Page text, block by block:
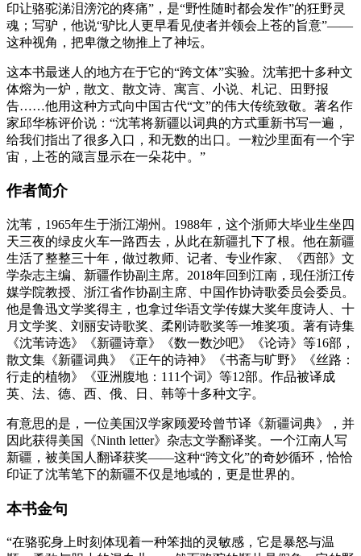
印让骆驼涕泪滂沱的疼痛”，是“野性随时都会发作”的狂野灵
魂；写驴，他说“驴比人更早看见使者并领会上苍的旨意”——
这种视角，把卑微之物推上了神坛。
这本书最迷人的地方在于它的“跨文体”实验。沈苇把十多种文
体熔为一炉，散文、散文诗、寓言、小说、札记、田野报
告……他用这种方式向中国古代“文”的伟大传统致敬。著名作
家邱华栋评价说：“沈苇将新疆以词典的方式重新书写一遍，
给我们指出了很多入口，和无数的出口。一粒沙里面有一个宇
宙，上苍的箴言显示在一朵花中。”
作者简介
沈苇，1965年生于浙江湖州。1988年，这个浙师大毕业生坐四
天三夜的绿皮火车一路西去，从此在新疆扎下了根。他在新疆
生活了整整三十年，做过教师、记者、专业作家、《西部》文
学杂志主编、新疆作协副主席。2018年回到江南，现任浙江传
媒学院教授、浙江省作协副主席、中国作协诗歌委员会委员。
他是鲁迅文学奖得主，也拿过华语文学传媒大奖年度诗人、十
月文学奖、刘丽安诗歌奖、柔刚诗歌奖等一堆奖项。著有诗集
《沈苇诗选》《新疆诗章》《数一数沙吧》《论诗》等16部，
散文集《新疆词典》《正午的诗神》《书斋与旷野》《丝路：
行走的植物》《亚洲腹地：111个词》等12部。作品被译成
英、法、德、西、俄、日、韩等十多种文字。
有意思的是，一位美国汉学家顾爱玲曾节译《新疆词典》，并
因此获得美国《Ninth letter》杂志文学翻译奖。一个江南人写
新疆，被美国人翻译获奖——这种“跨文化”的奇妙循环，恰恰
印证了沈苇笔下的新疆不仅是地域的，更是世界的。
本书金句
“在骆驼身上时刻体现着一种笨拙的灵敏感，它是暴怒与温